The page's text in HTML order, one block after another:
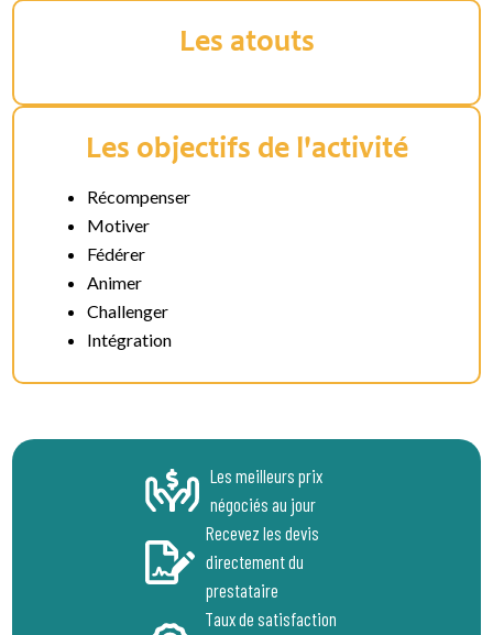
Les atouts
Les objectifs de l'activité
Récompenser
Motiver
Fédérer
Animer
Challenger
Intégration
Les meilleurs prix
négociés au jour
Recevez les devis
directement du
prestataire
Taux de satisfaction